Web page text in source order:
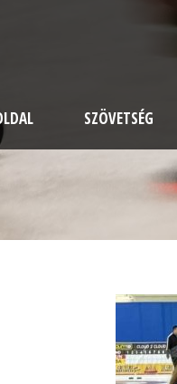
SZÖVETSÉG